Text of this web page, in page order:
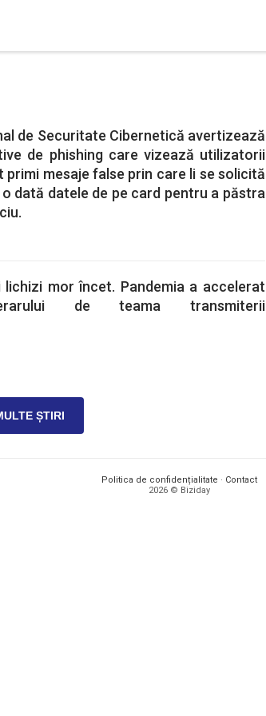
de Securitate Cibernetică avertizează
de phishing care vizează utilizatorii
mesaje false prin care li se solicită
dată datele de pe card pentru a păstra
lichizi mor încet. Pandemia a accelerat
de teama transmiterii
ȘTIRI
Politica de confidențialitate · Contact
2026 © Biziday